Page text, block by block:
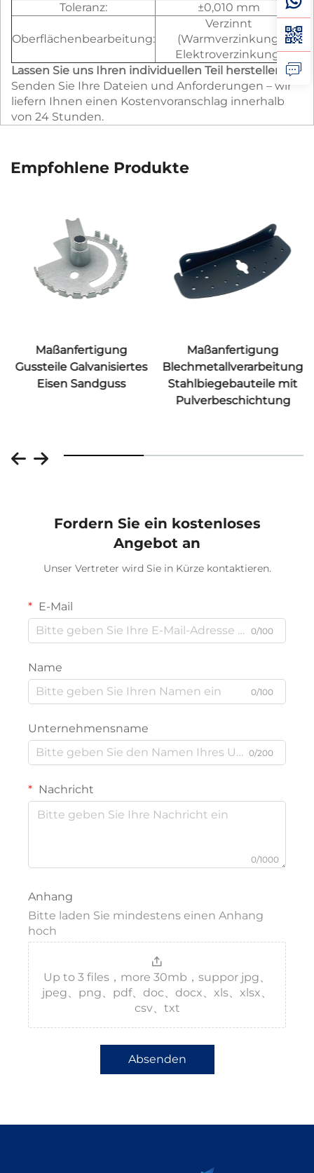
Toleranz:
±0,010 mm
Oberflächenbearbeitung:
Verzinnt
(Warmverzinkung,
Elektroverzinkung)
Lassen Sie uns Ihren individuellen Teil herstellen
Senden Sie Ihre Dateien und Anforderungen – wir
liefern Ihnen einen Kostenvoranschlag innerhalb
von 24 Stunden.
Empfohlene Produkte
Maßanfertigung
Gussteile Galvanisiertes
Eisen Sandguss
Maßanfertigung
Blechmetallverarbeitung
Stahlbiegebauteile mit
Pulverbeschichtung
Fordern Sie ein kostenloses
Angebot an
Unser Vertreter wird Sie in Kürze kontaktieren.
E-Mail
0/100
Name
0/100
Unternehmensname
0/200
Nachricht
0/1000
Anhang
Bitte laden Sie mindestens einen Anhang
hoch
Up to 3 files，more 30mb，suppor jpg、
jpeg、png、pdf、doc、docx、xls、xlsx、
csv、txt
Absenden